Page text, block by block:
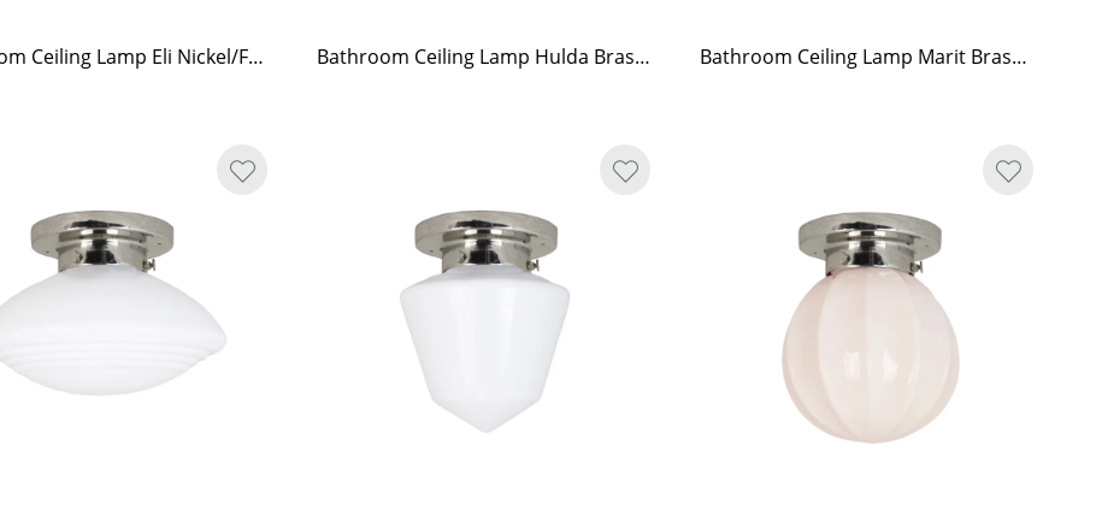
Bathroom Ceiling Lamp Eli Nickel/Frost Small Bathroom Ceiling Lamp Hulda Brass/Opal White Bathroom Ceiling Lamp Marit Brass/Opal Beige Small